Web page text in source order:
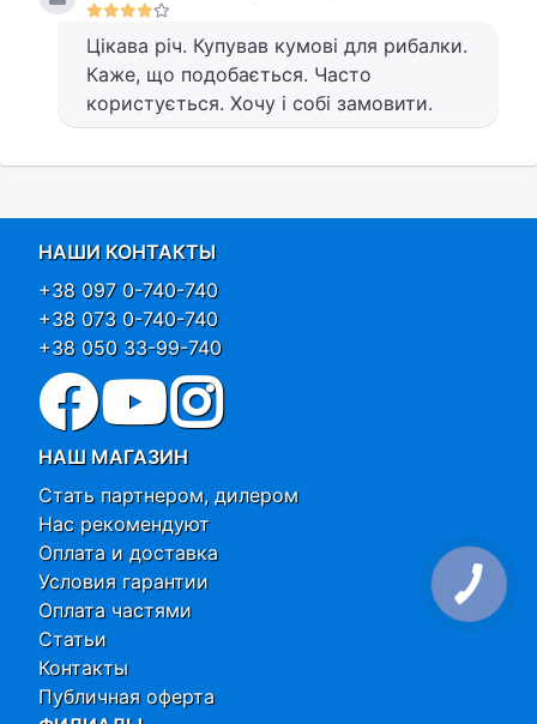
Цікава річ. Купував кумові для рибалки.
Каже, що подобається. Часто
користується. Хочу і собі замовити.
НАШИ КОНТАКТЫ
+38 097 0-740-740
+38 073 0-740-740
+38 050 33-99-740
НАШ МАГАЗИН
Стать партнером, дилером
Нас рекомендуют
Оплата и доставка
Условия гарантии
Оплата частями
Статьи
Контакты
Публичная оферта